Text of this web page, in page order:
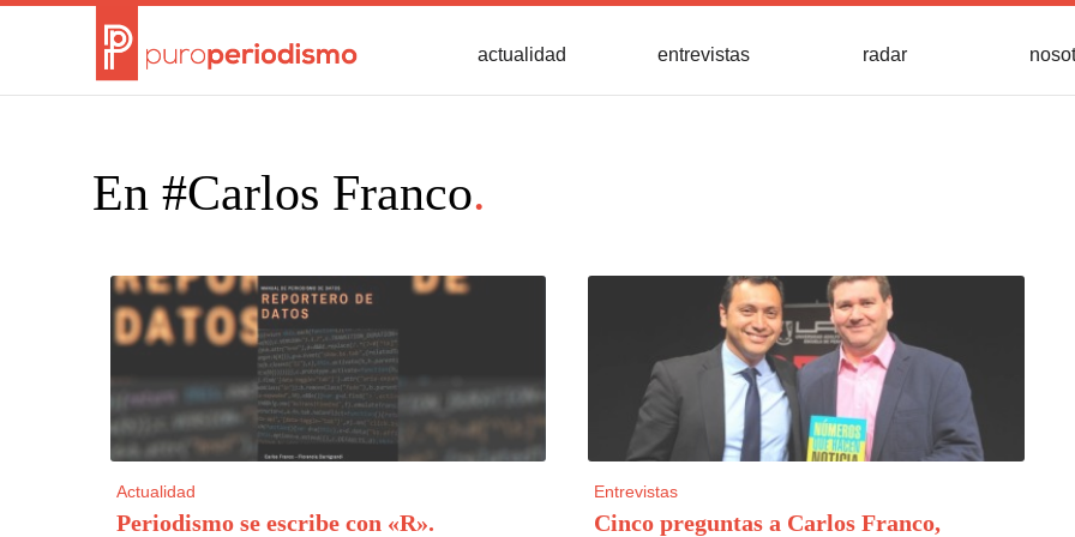
actualidad entrevistas radar
En #Carlos Franco.
Actualidad
Periodismo se escribe con «R».
Entrevistas
Cinco preguntas a Carlos Franco,